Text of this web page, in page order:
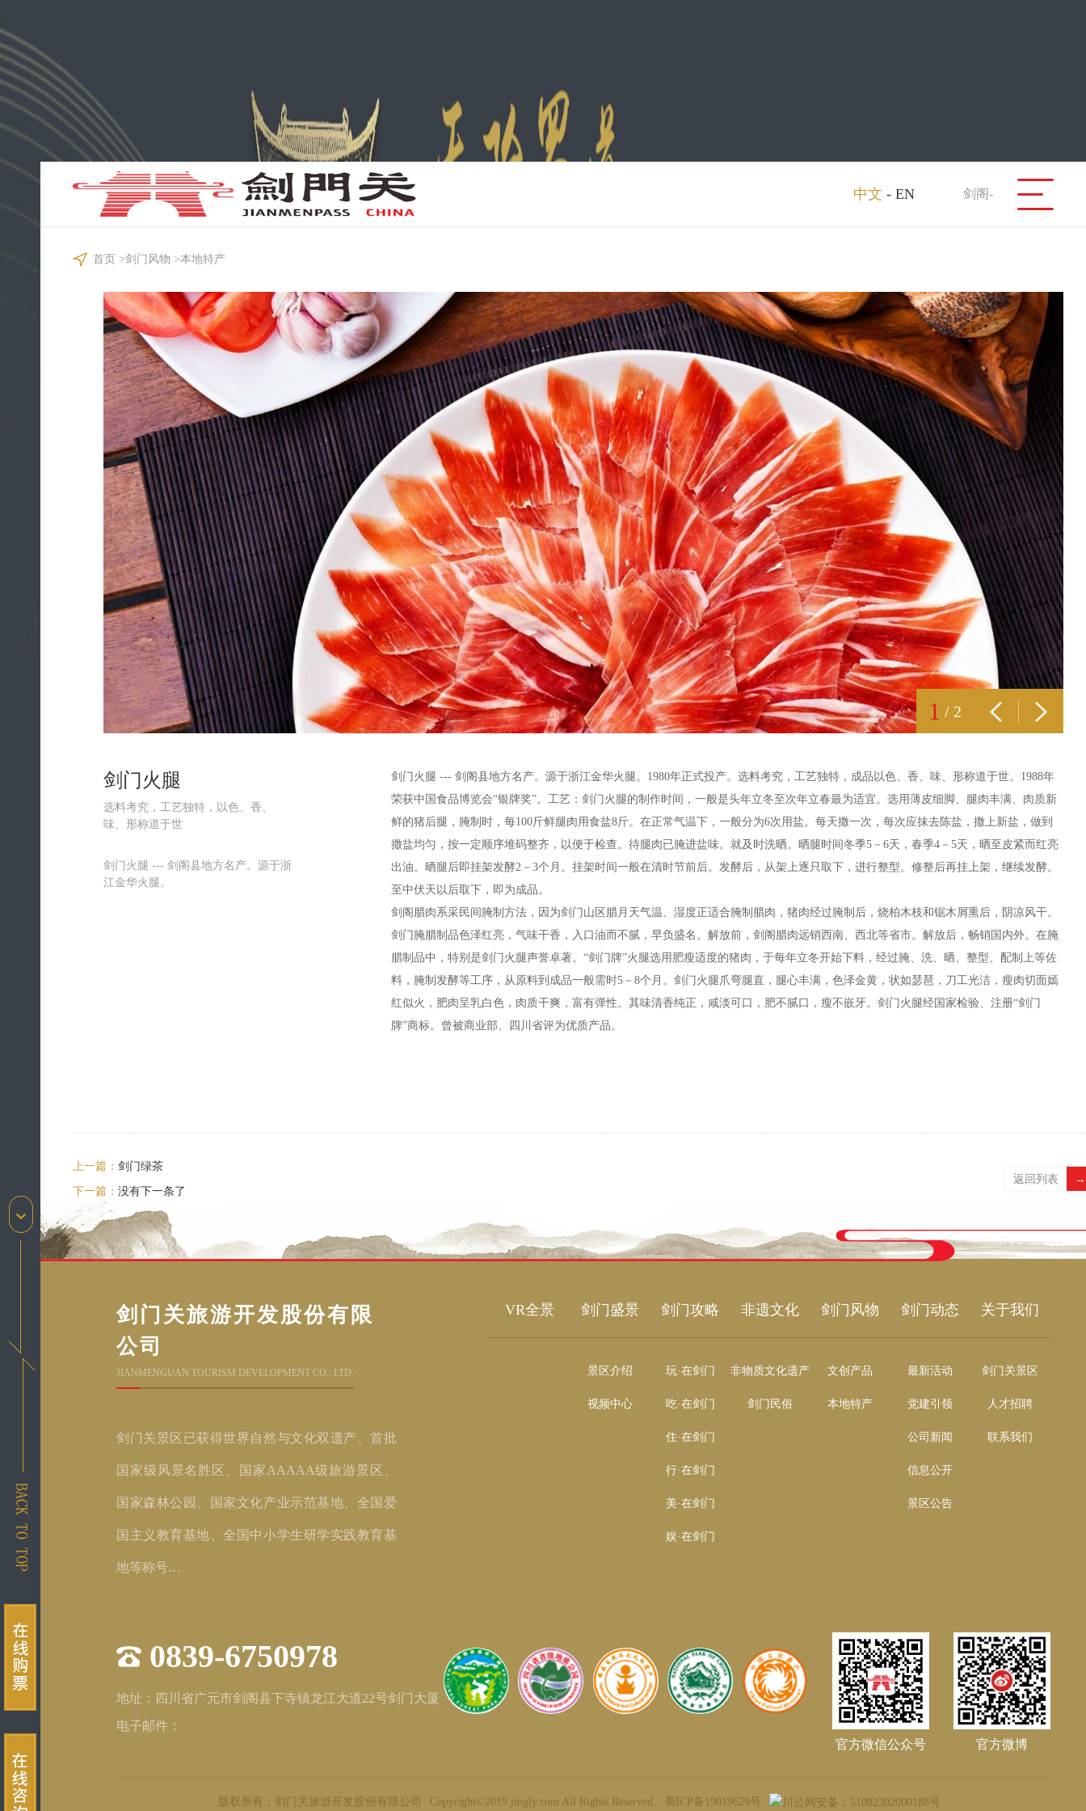
01
中文 - EN 剑阁-
首页 >剑门风物 >本地特产
1 / 2
剑门火腿
选料考究，工艺独特，以色、香、
味、形称道于世
剑门火腿 --- 剑阁县地方名产。源于浙
江金华火腿。
剑门火腿 --- 剑阁县地方名产。源于浙江金华火腿。1980年正式投产。选料考究，工艺独特，成品以色、香、味、形称道于世。1988年
荣获中国食品博览会“银牌奖”。工艺：剑门火腿的制作时间，一般是头年立冬至次年立春最为适宜。选用薄皮细脚、腿肉丰满、肉质新
鲜的猪后腿，腌制时，每100斤鲜腿肉用食盐8斤。在正常气温下，一般分为6次用盐。每天撒一次，每次应抹去陈盐，撒上新盐，做到
撒盐均匀，按一定顺序堆码整齐，以便于检查。待腿肉已腌进盐味。就及时洗晒。晒腿时间冬季5－6天，春季4－5天，晒至皮紧而红亮
出油。晒腿后即挂架发酵2－3个月。挂架时间一般在清时节前后。发酵后，从架上逐只取下，进行整型。修整后再挂上架，继续发酵。
至中伏天以后取下，即为成品。
剑阁腊肉系采民间腌制方法，因为剑门山区腊月天气温、湿度正适合腌制腊肉，猪肉经过腌制后，烧柏木枝和锯木屑熏后，阴凉风干。
剑门腌腊制品色泽红亮，气味干香，入口油而不腻，早负盛名。解放前，剑阁腊肉远销西南、西北等省市。解放后，畅销国内外。在腌
腊制品中，特别是剑门火腿声誉卓著。“剑门牌”火腿选用肥瘦适度的猪肉，于每年立冬开始下料，经过腌、洗、晒、整型、配制上等佐
料，腌制发酵等工序，从原料到成品一般需时5－8个月。剑门火腿爪弯腿直，腿心丰满，色泽金黄，状如瑟琶，刀工光洁，瘦肉切面嫣
红似火，肥肉呈乳白色，肉质干爽，富有弹性。其味清香纯正，咸淡可口，肥不腻口，瘦不嵌牙。剑门火腿经国家检验、注册“剑门
牌”商标。曾被商业部、四川省评为优质产品。
上一篇：剑门绿茶
下一篇：没有下一条了
返回列表 →
剑门关旅游开发股份有限
公司
JIANMENGUAN TOURISM DEVELOPMENT CO., LTD.
剑门关景区已获得世界自然与文化双遗产、首批
国家级风景名胜区、国家AAAAA级旅游景区、
国家森林公园、国家文化产业示范基地、全国爱
国主义教育基地、全国中小学生研学实践教育基
地等称号…
VR全景 剑门盛景
景区介绍
视频中心
剑门攻略
玩·在剑门
吃·在剑门
住·在剑门
行·在剑门
美·在剑门
娱·在剑门
非遗文化
非物质文化遗产
剑门民俗
剑门风物
文创产品
本地特产
剑门动态
最新活动
党建引领
公司新闻
信息公开
景区公告
关于我们
剑门关景区
人才招聘
联系我们
0839-6750978
地址：四川省广元市剑阁县下寺镇龙江大道22号剑门大厦
电子邮件：
官方微信公众号
官方微博
版权所有：剑门关旅游开发股份有限公司 Copyright©2019 jmgly.com All Rights Reserved. 蜀ICP备19019629号 川公网安备：51082302000188号